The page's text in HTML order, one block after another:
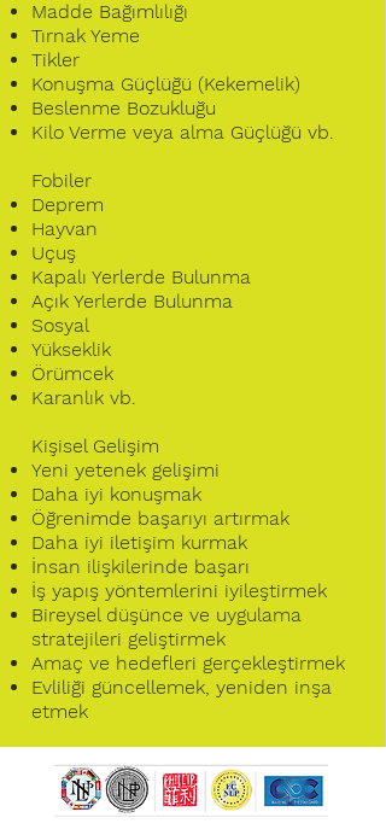
Madde Bağımlılığı
Tırnak Yeme
Tikler
Konuşma Güçlüğü (Kekemelik)
Beslenme Bozukluğu
Kilo Verme veya alma Güçlüğü vb.
Fobiler
Deprem
Hayvan
Uçuş
Kapalı Yerlerde Bulunma
Açık Yerlerde Bulunma
Sosyal
Yükseklik
Örümcek
Karanlık vb.
Kişisel Gelişim
Yeni yetenek gelişimi
Daha iyi konuşmak
Öğrenimde başarıyı artırmak
Daha iyi iletişim kurmak
İnsan ilişkilerinde başarı
İş yapış yöntemlerini iyileştirmek
Bireysel düşünce ve uygulama
stratejileri geliştirmek
Amaç ve hedefleri gerçekleştirmek
Evliliği güncellemek, yeniden inşa
etmek